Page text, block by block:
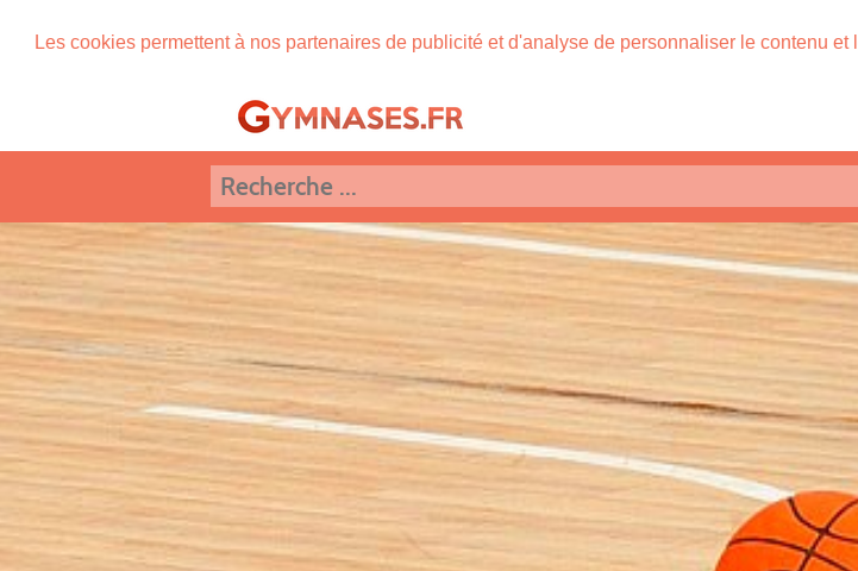
Les cookies permettent à nos partenaires de publicité et d'analyse de personnaliser le contenu